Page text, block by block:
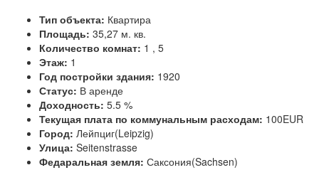
Тип объекта: Квартира
Площадь: 35,27 м. кв.
Количество комнат: 1 , 5
Этаж: 1
Год постройки здания: 1920
Статус: В аренде
Доходность: 5.5 %
Текущая плата по коммунальным расходам: 100EUR
Город: Лейпциг(Leipzig)
Улица: Seitenstrasse
Федаральная земля: Саксония(Sachsen)